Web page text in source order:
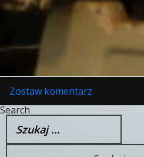
Zostaw komentarz
Napisze
Naszą
Search
Szukaj: